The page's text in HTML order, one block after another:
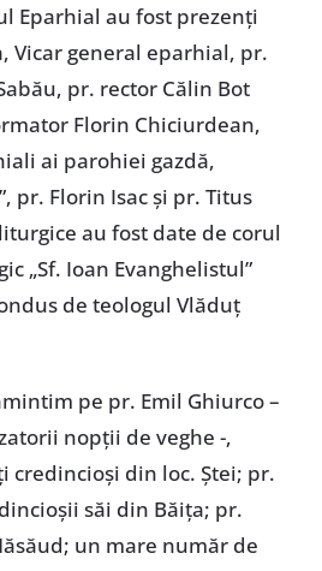
Eparhial au fost prezenţi
Vicar general eparhial, pr.
pr. rector Călin Bot
Florin Chiciurdean,
ai parohiei gazdă,
pr. Florin Isac şi pr. Titus
au fost date de corul
„Sf. Ioan Evanghelistul”
de teologul Vlăduţ
pe pr. Emil Ghiurco –
nopţii de veghe -,
credincioşi din loc. Ştei; pr.
săi din Băiţa; pr.
un mare număr de